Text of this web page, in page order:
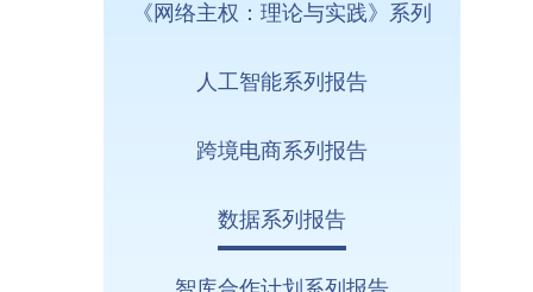
《网络主权：理论与实践》系列
人工智能系列报告
跨境电商系列报告
数据系列报告